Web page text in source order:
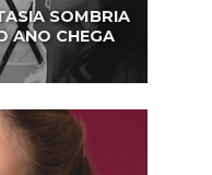
SOMBRIA
ANO CHEGA